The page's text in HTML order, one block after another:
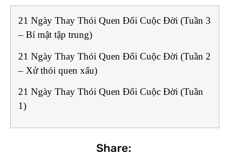
21 Ngày Thay Thói Quen Đổi Cuộc Đời (Tuần 3
– Bí mật tập trung)
21 Ngày Thay Thói Quen Đổi Cuộc Đời (Tuần 2
– Xử thói quen xấu)
21 Ngày Thay Thói Quen Đổi Cuộc Đời (Tuần
1)
Share: